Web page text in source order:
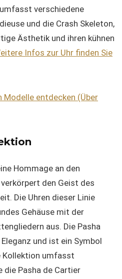
verschiedene
und die Crash Skeleton,
Ästhetik und ihren kühnen
Infos zur Uhr finden Sie
entdecken (Über
Hommage an den
den Geist des
Die Uhren dieser Linie
Gehäuse mit der
aus. Die Pasha
und ist ein Symbol
Kollektion umfasst
die Pasha de Cartier